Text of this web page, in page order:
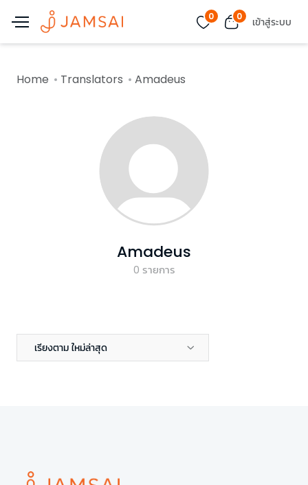
0 0 เข้าสู่ระบบ
Home Translators Amadeus
Amadeus
0 รายการ
เรียงตาม ใหม่ล่าสุด